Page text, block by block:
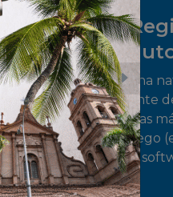
Solicitud de
distribuidor
Tramite para la persona
jurídica o representante
que comercializarán las
juego o medios de juego
o electromecánicos o
juegos) de las Empresas